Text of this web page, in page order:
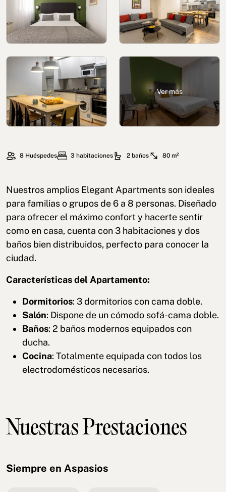
Política de cookies Política de privacidad
Política de privacidad en redes sociales Aviso legal
Términos y condiciones Canal de denuncias
Libro de reclamaciones de Oporto
© 2026Aspasios | Todos los Derechos Reservados
Ver más
8 Huéspedes 3 habitaciones 2 baños 80 m²
Nuestros amplios Elegant Apartments son ideales
para familias o grupos de 6 a 8 personas. Diseñado
para ofrecer el máximo confort y hacerte sentir
como en casa, cuenta con 3 habitaciones y dos
baños bien distribuidos, perfecto para conocer la
ciudad.
Características del Apartamento:
Dormitorios: 3 dormitorios con cama doble.
Salón: Dispone de un cómodo sofá-cama doble.
Baños: 2 baños modernos equipados con
ducha.
Cocina: Totalmente equipada con todos los
electrodomésticos necesarios.
Nuestras Prestaciones
Siempre en Aspasios